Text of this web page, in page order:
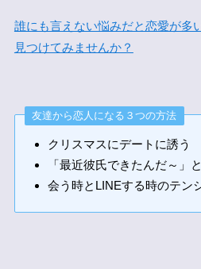
誰にも言えない悩みだと恋愛が多
見つけてみませんか？
友達から恋人になる３つの方法
クリスマスにデートに誘う
「最近彼氏できたんだ～」
会う時とLINEする時のテン